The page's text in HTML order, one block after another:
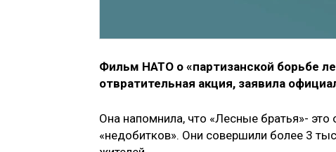
Фильм НАТО о «партизанской борьбе
отвратительная акция, заявила
Она напомнила, что «Лесные братья»-
«недобитков». Они совершили более 3